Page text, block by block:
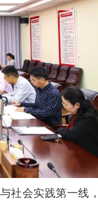
社会实践第一线